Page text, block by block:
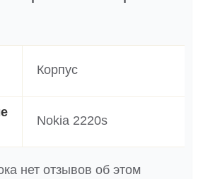
Корпус
Nokia 2220s
нет отзывов об этом